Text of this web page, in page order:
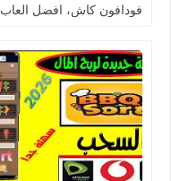
فودافون كاش، افضل العاب